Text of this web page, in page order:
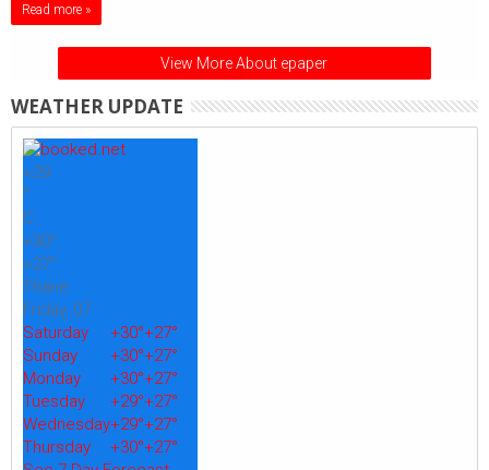
Read more »
View More About epaper
WEATHER UPDATE
+29
°
C
+30°
+27°
Thane
Friday, 07
Saturday
+30°+27°
Sunday
+30°+27°
Monday
+30°+27°
Tuesday
+29°+27°
Wednesday+29°+27°
Thursday
+30°+27°